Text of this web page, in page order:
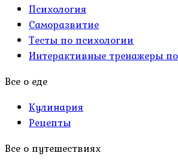
Психология
Саморазвитие
Тесты по психологии
Интерактивные тренажеры
Все о еде
Кулинария
Рецепты
Все о путешествиях